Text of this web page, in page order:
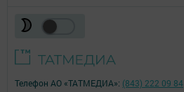
Телефон АО «ТАТМЕДИА»: (843) 222 09 84